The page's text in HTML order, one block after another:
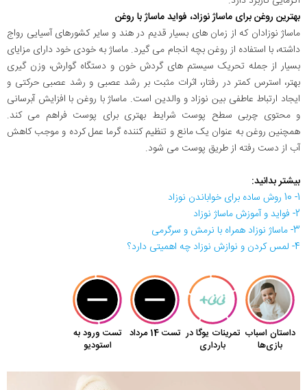
بهترین روغن برای ماساژ نوزاد، فواید ماساژ با روغن
ماساژ نوزادان که از زمان های بسیار قدیم در هند و سایر کشورهای آسیایی رواج
داشته، با استفاده از روغن بچه انجام می گیرد. ماساژ به خودی خود دارای مزایای
بسیار از جمله تحریک سیستم های گردش خون و دستگاه گوارش، وزن گیری
بهتر، استرس کمتر در رفتار، اثرات مثبت بر رشد عصبی و رشد عصبی حرکتی و
ایجاد ارتباط عاطفی بین نوزاد و والدین است. ماساژ با روغن با افزایش آبرسانی
و محتوی چربی سطح پوست شرایط بهتری برای پوست فراهم می کند.
همچنین روغن به عنوان یک مانع و تنظیم کننده گرما عمل کرده و موجب کاهش
آب از دست رفته از طریق پوست می شود.
بیشتر بدانید:
1- 10 روش ساده برای خواباندن نوزاد
2- فواید و آموزش ماساژ نوزاد
3- ماساژ نوزاد همراه با نرمش و سرگرمی
4- لمس کردن و نوازش نوزاد چه اهمیتی دارد؟